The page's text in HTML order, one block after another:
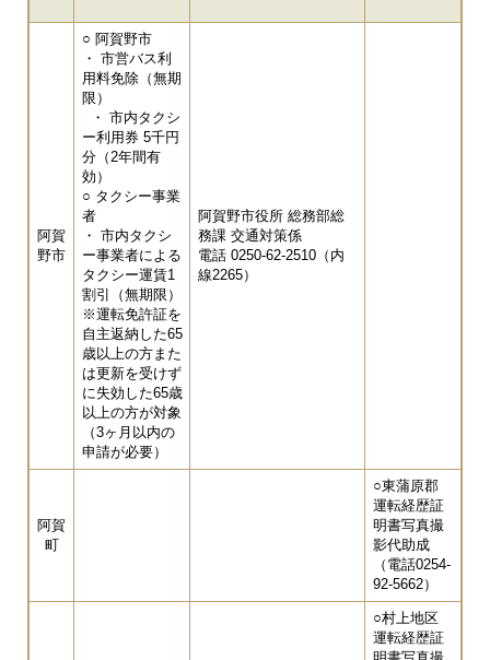
阿賀
野市
○ 阿賀野市
・ 市営バス利
用料免除（無期
限）
・ 市内タクシ
ー利用券 5千円
分（2年間有
効）
○ タクシー事業
者
・ 市内タクシ
ー事業者による
タクシー運賃1
割引（無期限）
※運転免許証を
自主返納した65
歳以上の方また
は更新を受けず
に失効した65歳
以上の方が対象
（3ヶ月以内の
申請が必要）
阿賀野市役所 総務部総
務課 交通対策係
電話 0250-62-2510（内
線2265）
阿賀
町
○東蒲原郡
運転経歴証
明書写真撮
影代助成
（電話0254-
92-5662）
○村上地区
運転経歴証